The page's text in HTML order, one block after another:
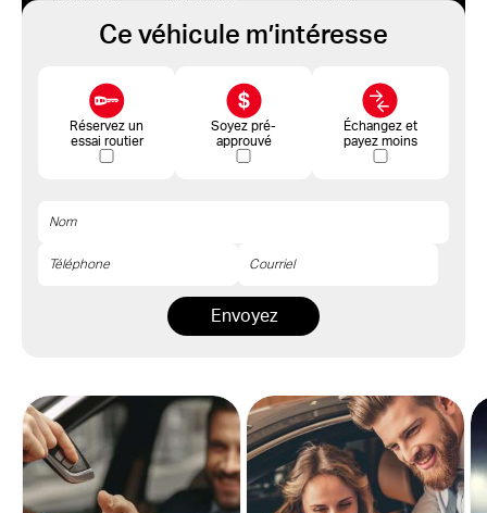
Ce véhicule m’intéresse
Réservez un
essai routier
Soyez pré-
approuvé
Échangez et
payez moins
Envoyez